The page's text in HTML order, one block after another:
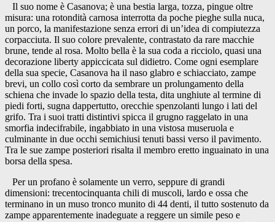
Il suo nome è Casanova; è una bestia larga, tozza, pingue oltre
misura: una rotondità carnosa interrotta da poche pieghe sulla nuca,
un porco, la manifestazione senza errori di un’idea di compiutezza
corpacciuta. Il suo colore prevalente, contrastato da rare macchie
brune, tende al rosa. Molto bella è la sua coda a ricciolo, quasi una
decorazione liberty appiccicata sul didietro. Come ogni esemplare
della sua specie, Casanova ha il naso glabro e schiacciato, zampe
brevi, un collo così corto da sembrare un prolungamento della
schiena che invade lo spazio della testa, dita unghiute al termine di
piedi forti, sugna dappertutto, orecchie spenzolanti lungo i lati del
grifo. Tra i suoi tratti distintivi spicca il grugno raggelato in una
smorfia indecifrabile, ingabbiato in una vistosa museruola e
culminante in due occhi semichiusi tenuti bassi verso il pavimento.
Tra le sue zampe posteriori risalta il membro eretto inguainato in una
borsa della spesa.
Per un profano è solamente un verro, seppure di grandi
dimensioni: trecentocinquanta chili di muscoli, lardo e ossa che
terminano in un muso tronco munito di 44 denti, il tutto sostenuto da
zampe apparentemente inadeguate a reggere un simile peso e